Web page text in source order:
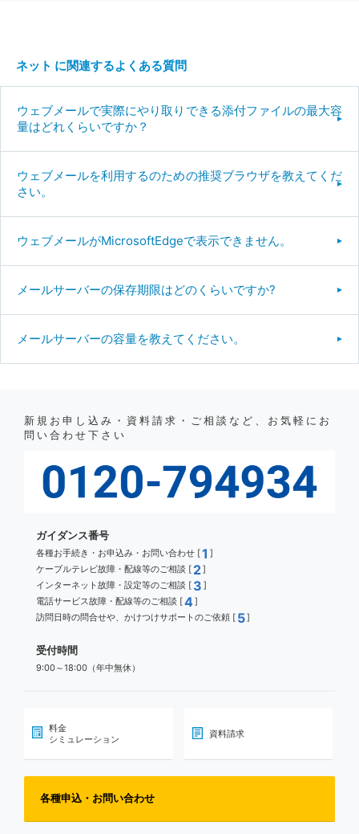
ネット に関連するよくある質問
ウェブメールで実際にやり取りできる添付ファイルの最大容
量はどれくらいですか？
ウェブメールを利用するのための推奨ブラウザを教えてくだ
さい。
ウェブメールがMicrosoftEdgeで表示できません。
メールサーバーの保存期限はどのくらいですか?
メールサーバーの容量を教えてください。
新規お申し込み・資料請求・ご相談など、お気軽にお
問い合わせ下さい
ガイダンス番号
各種お手続き・お申込み・お問い合わせ [1 ]
ケーブルテレビ故障・配線等のご相談 [ 2]
インターネット故障・設定等のご相談 [ 3 ]
電話サービス故障・配線等のご相談 [4]
訪問日時の問合せや、かけつけサポートのご依頼 [ 5]
受付時間
9:00～18:00（年中無休）
料金
シミュレーション
資料請求
各種申込・お問い合わせ